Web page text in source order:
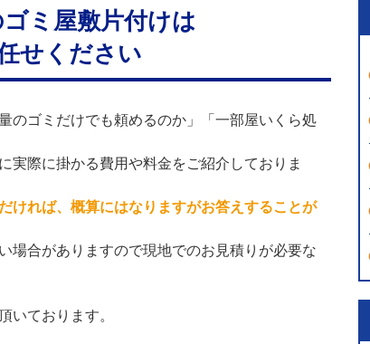
ミ屋敷片付けは
せください
のゴミだけでも頼めるのか」「一部屋いくら処
実際に掛かる費用や料金をご紹介しておりま
ければ、概算にはなりますがお答えすることが
場合がありますので現地でのお見積りが必要な
いております。